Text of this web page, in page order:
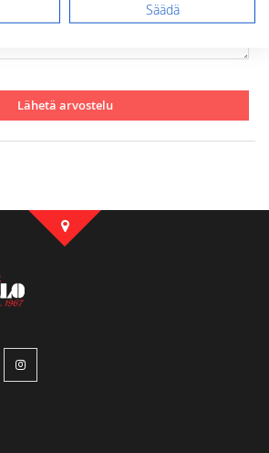
Lähetä arvostelu
Säädä